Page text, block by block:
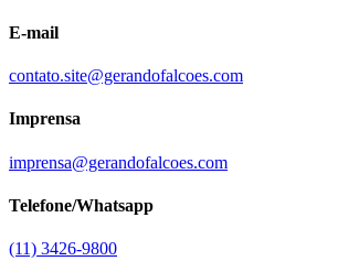
E-mail
contato.site@gerandofalcoes.com
Imprensa
imprensa@gerandofalcoes.com
Telefone/Whatsapp
(11) 3426-9800